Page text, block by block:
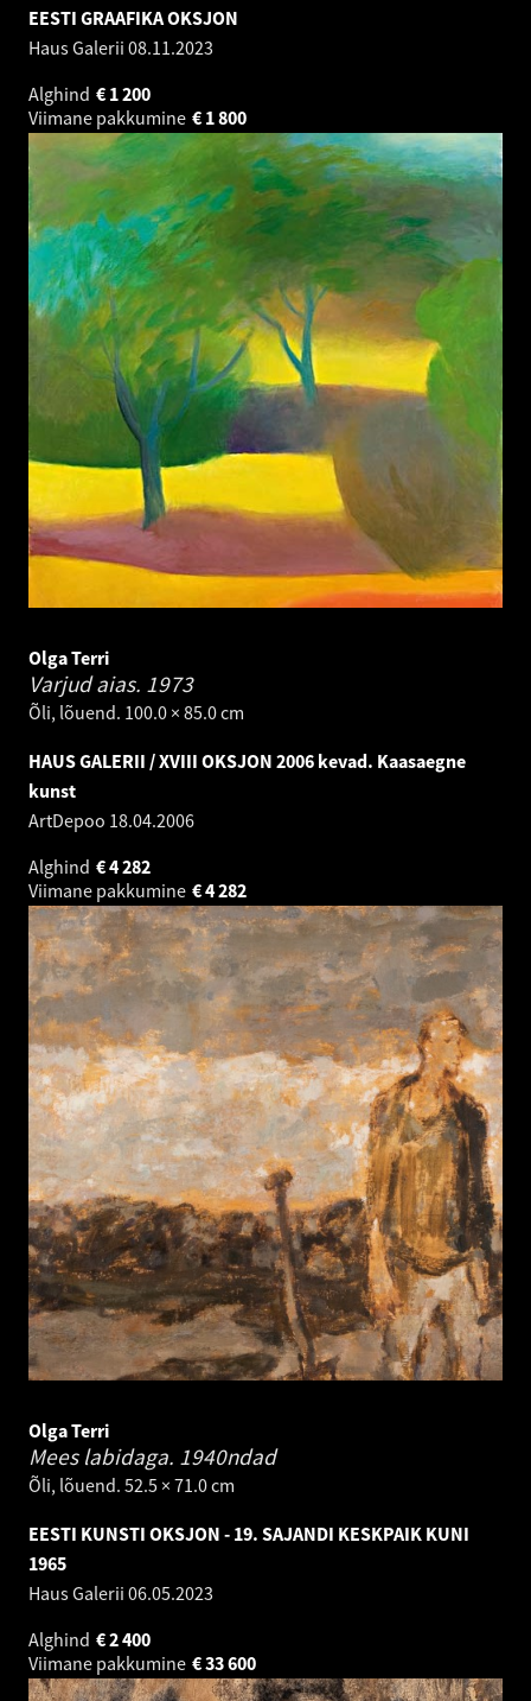
EESTI GRAAFIKA OKSJON
Haus Galerii 08.11.2023
Alghind
1 200
€
Viimane pakkumine
1 800
€
Olga Terri
Varjud aias. 1973
Õli, lõuend. 100.0 × 85.0 cm
HAUS GALERII / XVIII OKSJON 2006 kevad. Kaasaegne
kunst
ArtDepoo 18.04.2006
Alghind
4 282
€
Viimane pakkumine
4 282
€
Olga Terri
Mees labidaga. 1940ndad
Õli, lõuend. 52.5 × 71.0 cm
EESTI KUNSTI OKSJON - 19. SAJANDI KESKPAIK KUNI
1965
Haus Galerii 06.05.2023
Alghind
2 400
€
Viimane pakkumine
33 600
€